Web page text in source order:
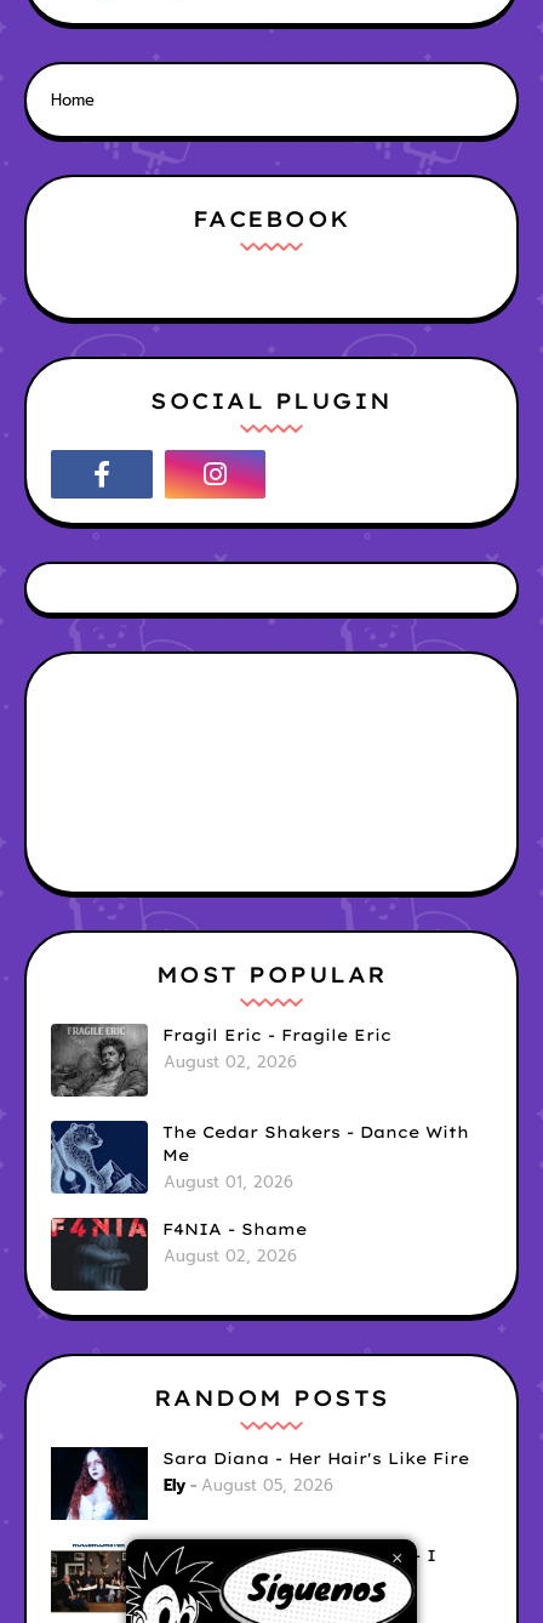
Home
FACEBOOK
SOCIAL PLUGIN
×
MOST POPULAR
Fragil Eric - Fragile Eric
August 02, 2026
The Cedar Shakers - Dance With
Me
August 01, 2026
F4NIA - Shame
August 02, 2026
RANDOM POSTS
Sara Diana - Her Hair's Like Fire
Ely August 05, 2026
Good Vibes Rollercoaster - I
Don't Care
Ely August 05, 2026